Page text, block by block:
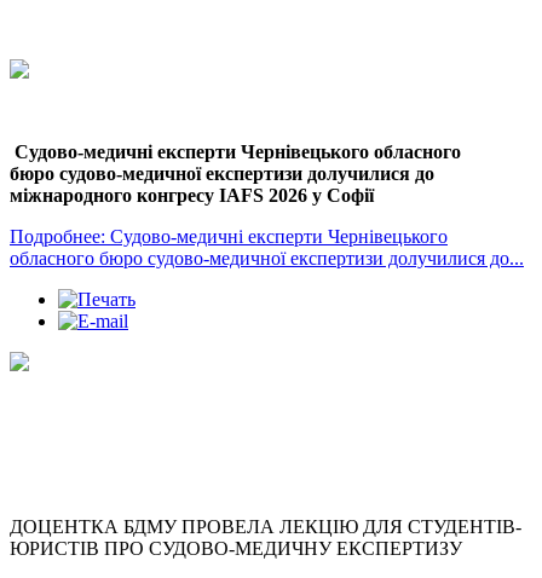
Судово-медичні експерти Чернівецького обласного
бюро судово-медичної експертизи долучилися до
міжнародного конгресу IAFS 2026 у Софії
Подробнее: Судово-медичні експерти Чернівецького
обласного бюро судово-медичної експертизи долучилися до...
ДОЦЕНТКА БДМУ ПРОВЕЛА ЛЕКЦІЮ ДЛЯ СТУДЕНТІВ-
ЮРИСТІВ ПРО СУДОВО-МЕДИЧНУ ЕКСПЕРТИЗУ